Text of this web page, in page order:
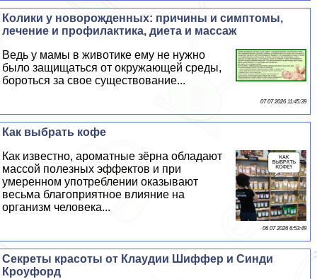
Колики у новорожденных: причины и симптомы,
лечение и профилактика, диета и массаж
Ведь у мамы в животике ему не нужно
было защищаться от окружающей среды,
бороться за свое существование...
07 07 2026 11:45:39
Как выбрать кофе
Как известно, ароматные зёрна обладают
массой полезных эффектов и при
умеренном употрeблении оказывают
весьма благоприятное влияние на
организм человека...
06 07 2026 6:53:49
Секреты красоты от Клаудии Шиффер и Синди
Кроуфорд